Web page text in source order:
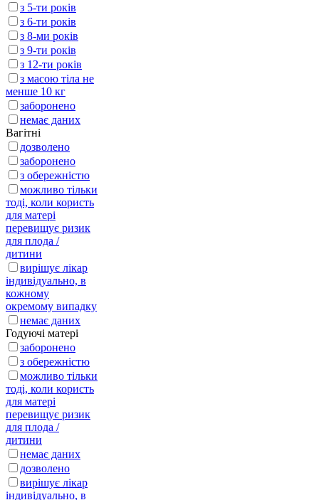
з 5-ти років
з 6-ти років
з 8-ми років
з 9-ти років
з 12-ти років
з масою тіла не
менше 10 кг
заборонено
немає даних
Вагітні
дозволено
заборонено
з обережністю
можливо тільки
тоді, коли користь
для матері
перевищує ризик
для плода /
дитини
вирішує лікар
індивідуально, в
кожному
окремому випадку
немає даних
Годуючі матері
заборонено
з обережністю
можливо тільки
тоді, коли користь
для матері
перевищує ризик
для плода /
дитини
немає даних
дозволено
вирішує лікар
індивідуально, в